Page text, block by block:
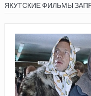
ЯКУТСКИЕ ФИЛЬМЫ